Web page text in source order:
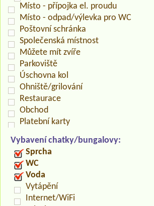
Místo - přípojka el. proudu
Místo - odpad/výlevka pro WC
Poštovní schránka
Společenská místnost
Můžete mít zvíře
Parkoviště
Úschovna kol
Ohniště/grilování
Restaurace
Obchod
Platební karty
Vybavení chatky/bungalovy:
Sprcha
WC
Voda
Vytápění
Internet/WiFi